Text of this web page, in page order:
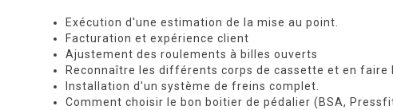
Exécution d'une estimation de la mise au point.
Facturation et expérience client
Ajustement des roulements à billes ouverts
Reconnaître les différents corps de cassette et en faire
Installation d'un système de freins complet.
Comment choisir le bon boitier de pédalier (BSA,